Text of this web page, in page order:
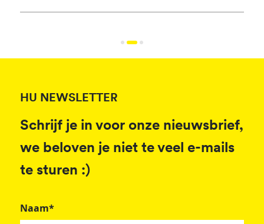
HU NEWSLETTER
Schrijf je in voor onze nieuwsbrief,
we beloven je niet te veel e-mails
te sturen :)
Naam*